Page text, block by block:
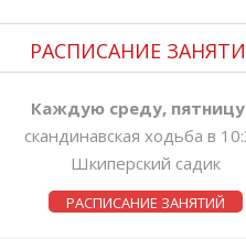
РАСПИСАНИЕ
Каждую среду,
скандинавская ходьба в
Шкиперский садик
РАСПИСАНИЕ ЗАНЯТИЙ